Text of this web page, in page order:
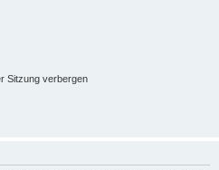
Sitzung verbergen